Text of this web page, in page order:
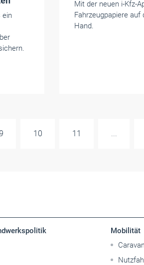
ein
Mit der neuen i-Kfz-
Fahr­zeug­pa­pie­re
Hand.
10 11 ...
Mobilität